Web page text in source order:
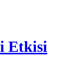
Etkisi